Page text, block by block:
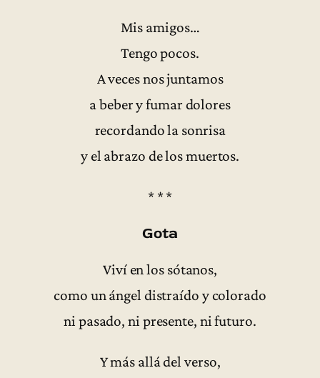
Mis amigos…
Tengo pocos.
A veces nos juntamos
a beber y fumar dolores
recordando la sonrisa
y el abrazo de los muertos.
* * *
Gota
Viví en los sótanos,
como un ángel distraído y colorado
ni pasado, ni presente, ni futuro.
Y más allá del verso,